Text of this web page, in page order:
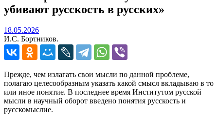
убивают русскость в русских»
18.05.202618.05.2026
И.С. Бортников.
Прежде, чем излагать свои мысли по данной проблеме,
полагаю целесообразным указать какой смысл вкладываю в то
или иное понятие. В последнее время Институтом русской
мысли в научный оборот введено понятия русскость и
русскомыслие.